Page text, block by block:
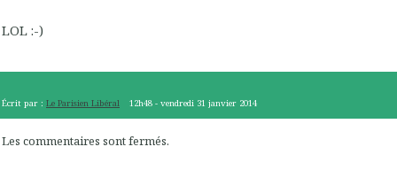
LOL :-)
Écrit par : Le Parisien Libéral 12h48 -vendredi 31 janvier 2014
Les commentaires sont fermés.